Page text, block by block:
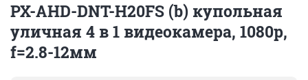
PX-AHD-DNT-H20FS (b) купольная
уличная 4 в 1 видеокамера, 1080p,
f=2.8-12мм